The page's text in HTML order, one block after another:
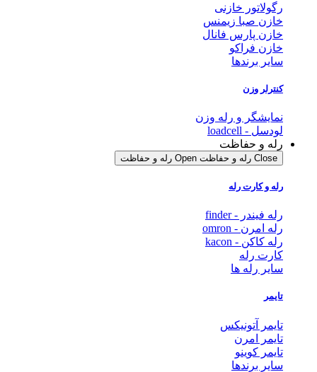
رگولاتور خازنی
خازن صبا زیمنس
خازن پارس فانال
خازن فراکو
سایر برندها
کنترلر وزن
نمایشگر و رله وزن
لودسل - loadcell
رله و حفاظت
Close رله و حفاظت Open رله و حفاظت
رله و کارت رله
رله فیندر - finder
رله امرن - omron
رله کاکن - kacon
کارت رله
سایر رله ها
تایمر
تایمر آتونیکس
تایمر امرن
تایمر کوینو
سایر برندها